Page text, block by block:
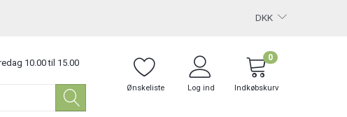
DKK
10.00 til 15.00
Ønskeliste Log ind Indkøbskurv
0